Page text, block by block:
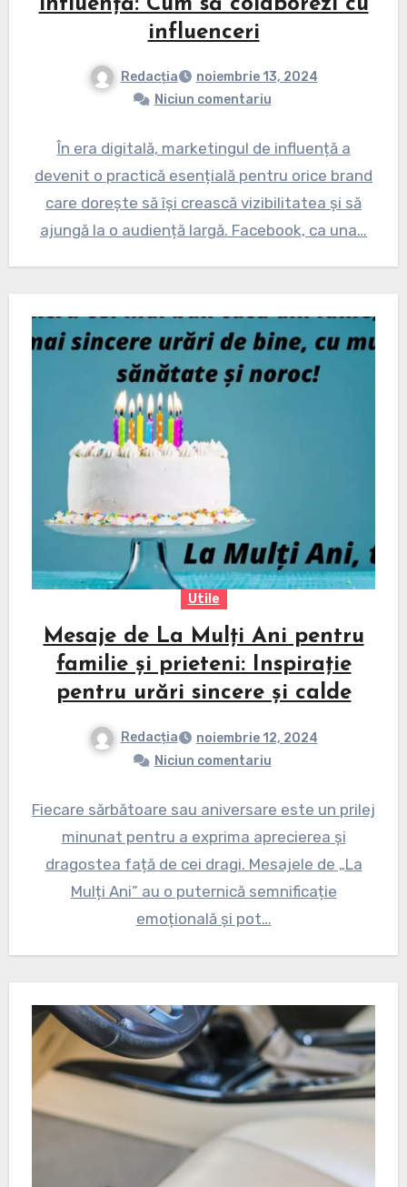
influenceri
Redacția
noiembrie 13, 2024
Niciun comentariu
În era digitală, marketingul de influență a
devenit o practică esențială pentru orice brand
care dorește să își crească vizibilitatea și să
ajungă la o audiență largă. Facebook, ca una…
Utile
Mesaje de La Mulți Ani pentru
familie și prieteni: Inspirație
pentru urări sincere și calde
Redacția
noiembrie 12, 2024
Niciun comentariu
Fiecare sărbătoare sau aniversare este un prilej
minunat pentru a exprima aprecierea și
dragostea față de cei dragi. Mesajele de „La
Mulți Ani” au o puternică semnificație
emoțională și pot…